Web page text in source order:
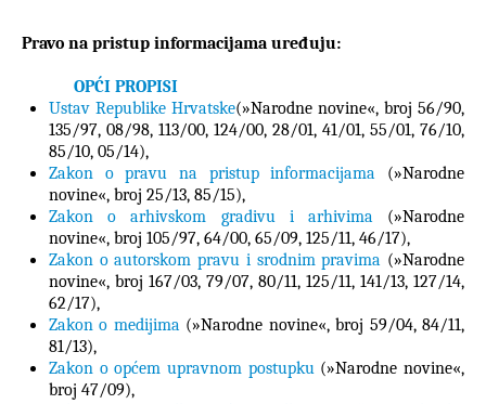
Pravo na pristup informacijama uređuju:
OPĆI PROPISI
Ustav Republike Hrvatske(»Narodne novine«, broj 56/90,
135/97, 08/98, 113/00, 124/00, 28/01, 41/01, 55/01, 76/10,
85/10, 05/14),
Zakon o pravu na pristup informacijama (»Narodne
novine«, broj 25/13, 85/15),
Zakon o arhivskom gradivu i arhivima(»Narodne
novine«, broj 105/97, 64/00, 65/09, 125/11, 46/17),
Zakon o autorskom pravu i srodnim pravima (»Narodne
novine«, broj 167/03, 79/07, 80/11, 125/11, 141/13, 127/14,
62/17),
Zakon o medijima(»Narodne novine«, broj 59/04,84/11,
81/13),
Zakon o općem upravnom postupku(»Narodne novine«,
broj 47/09),